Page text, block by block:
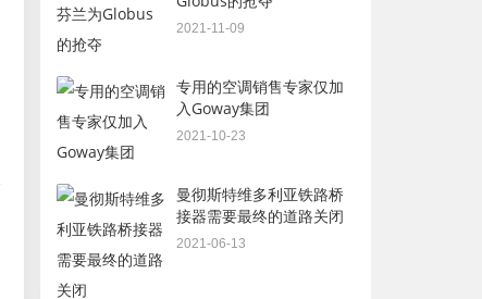
2021-11-09
专用的空调销售专家仅加
入Goway集团
2021-10-23
曼彻斯特维多利亚铁路桥
接器需要最终的道路关闭
2021-06-13